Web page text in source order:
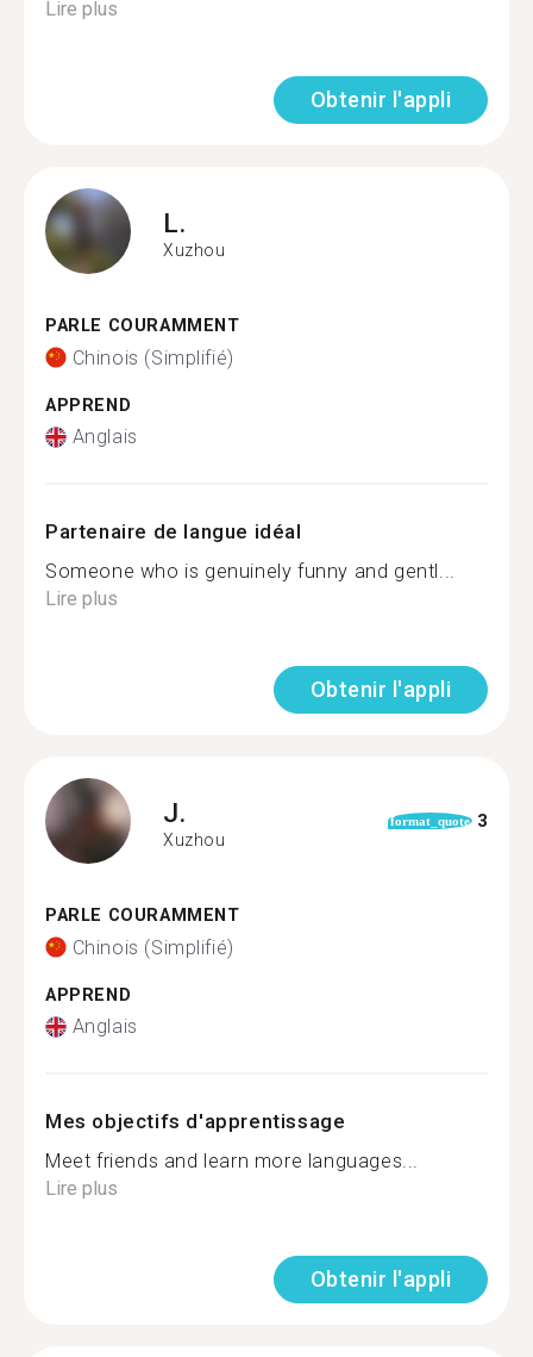
Lire plus
Obtenir l'appli
L.
Xuzhou
PARLE COURAMMENT
Chinois (Simplifié)
APPREND
Anglais
Partenaire de langue idéal
Someone who is genuinely funny and gentl...
Lire plus
Obtenir l'appli
J.
Xuzhou
format_quote 3
PARLE COURAMMENT
Chinois (Simplifié)
APPREND
Anglais
Mes objectifs d'apprentissage
Meet friends and learn more languages...
Lire plus
Obtenir l'appli